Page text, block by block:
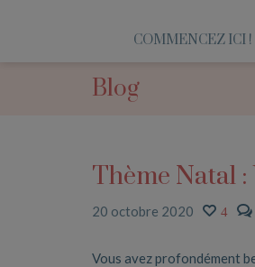
COMMENCEZ ICI !
Blog
Thème Natal :
20 octobre 2020 4
Vous avez profondément